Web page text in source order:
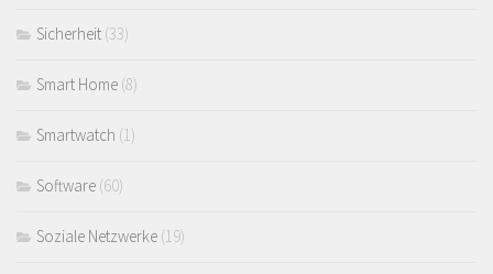
Sicherheit (33)
Smart Home (8)
Smartwatch (1)
Software (60)
Soziale Netzwerke (19)